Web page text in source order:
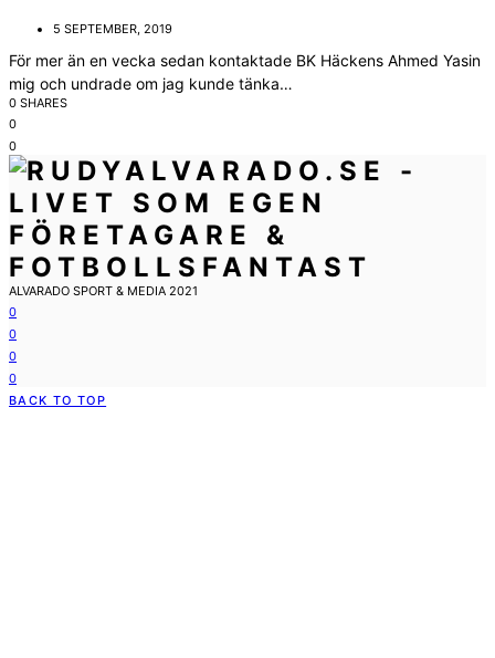
5 SEPTEMBER, 2019
För mer än en vecka sedan kontaktade BK Häckens Ahmed Yasin
mig och undrade om jag kunde tänka…
0 SHARES
0
0
ALVARADO SPORT & MEDIA 2021
0
0
0
0
BACK TO TOP